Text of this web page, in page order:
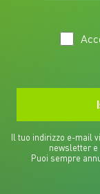
Il tuo indirizzo e-mail
newsletter e
Puoi sempre